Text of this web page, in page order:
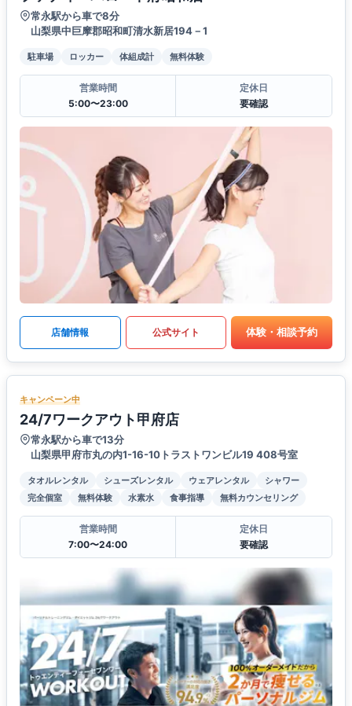
常永駅から車で8分
山梨県中巨摩郡昭和町清水新居194－1
駐車場 ロッカー 体組成計 無料体験
営業時間
5:00〜23:00
定休日
要確認
店舗情報 公式サイト 体験・相談予約
キャンペーン中
24/7ワークアウト甲府店
常永駅から車で13分
山梨県甲府市丸の内1-16-10トラストワンビル19 408号室
タオルレンタル シューズレンタル ウェアレンタル
シャワー
完全個室
無料体験 水素水 食事指導 無料カウンセリング
営業時間
7:00〜24:00
定休日
要確認